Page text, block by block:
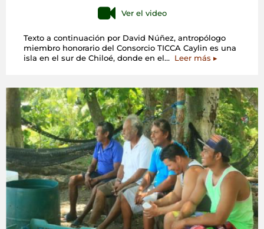
Ver el video
Texto a continuación por David Núñez, antropólogo
miembro honorario del Consorcio TICCA Caylin es una
isla en el sur de Chiloé, donde en el… Leer más «La
la
Isla
Caylin,
en
Chile,
crea
su
ECMPO:
Espacio
Costero
y
Marino
de
Pueblo
▸